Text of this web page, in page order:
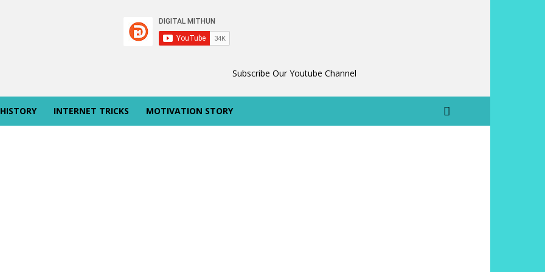
Subscribe Our Youtube Channel
INTERNET TRICKS MOTIVATION STORY